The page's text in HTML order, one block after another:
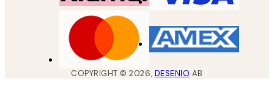
COPYRIGHT ©2026, DESENIO AB